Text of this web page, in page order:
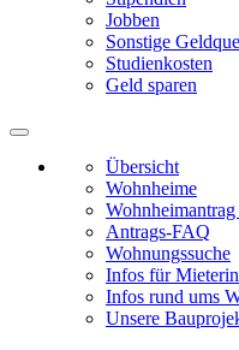
Jobben
Sonstige
Studienkosten
Geld sparen
Übersicht
Wohnheime
Wohnheimantrag
Antrags-FAQ
Wohnungssuche
Infos für
Infos rund ums
Unsere